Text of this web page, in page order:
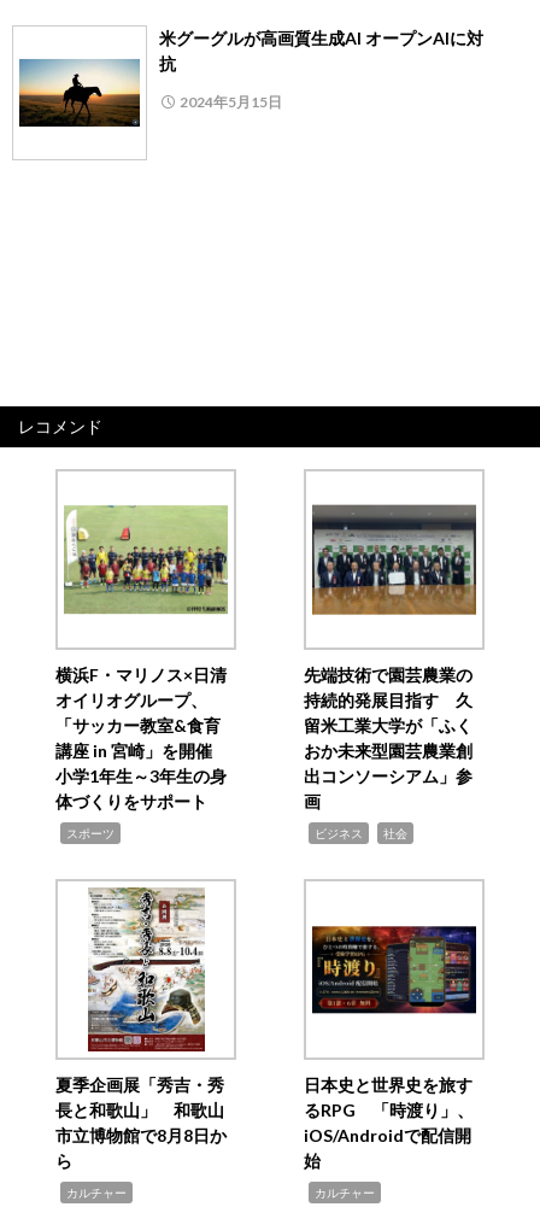
米グーグルが高画質生成AI オープンAIに対
抗
2024年5月15日
レコメンド
横浜F・マリノス×日清
オイリオグループ、
「サッカー教室&食育
講座 in 宮崎」を開催
小学1年生～3年生の身
体づくりをサポート
スポーツ
先端技術で園芸農業の
持続的発展目指す 久
留米工業大学が「ふく
おか未来型園芸農業創
出コンソーシアム」参
画
ビジネス 社会
夏季企画展「秀吉・秀
長と和歌山」 和歌山
市立博物館で8月8日か
ら
カルチャー
日本史と世界史を旅す
るRPG 「時渡り」、
iOS/Androidで配信開
始
カルチャー